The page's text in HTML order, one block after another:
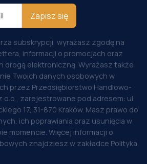
Zapisz się
subskrypcji, wyrażasz zgodę na
informacji o promocjach oraz
drogą elektroniczną. Wyrażasz także
Twoich danych osobowych w
przez Przedsiębiorstwo Handlowo-
o.o., zarejestrowane pod adresem: ul.
17, 31-870 Kraków. Masz prawo do
ich poprawiania oraz usunięcia w
momencie. Więcej informacji o
znajdziesz w zakładce Polityka